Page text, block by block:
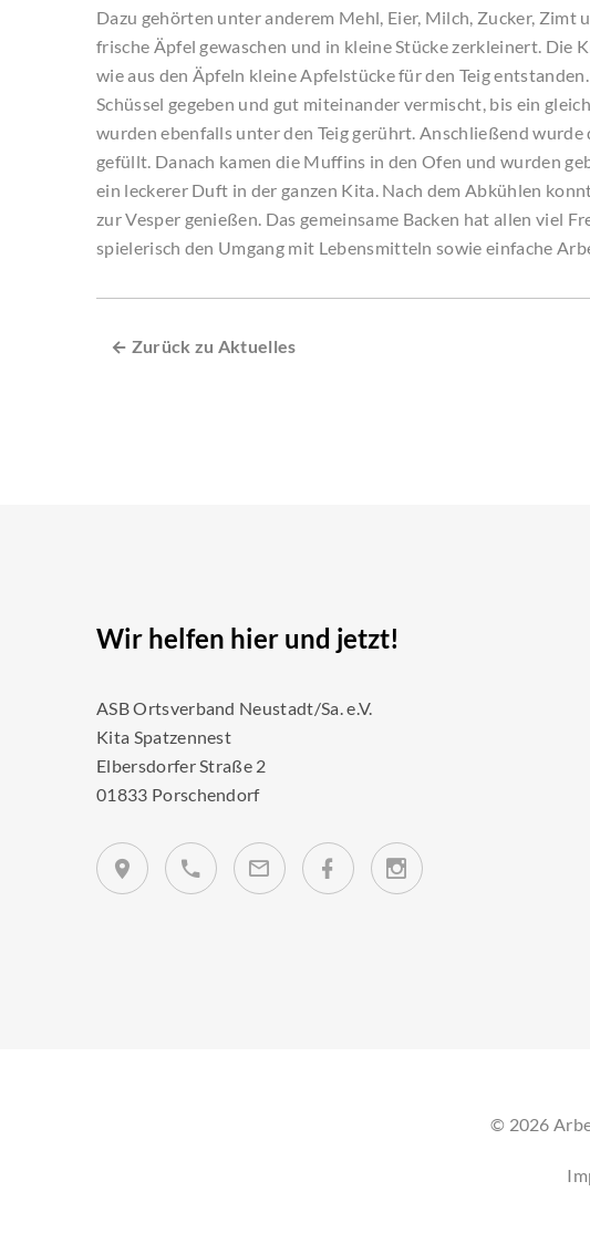
Dazu gehörten unter anderem Mehl, Eier, Milch, Zucker,
frische Äpfel gewaschen und in kleine Stücke zerkleinert. Die
wie aus den Äpfeln kleine Apfelstücke für den Teig
Schüssel gegeben und gut miteinander vermischt, bis ein
wurden ebenfalls unter den Teig gerührt. Anschließend
gefüllt. Danach kamen die Muffins in den Ofen und wurden
ein leckerer Duft in der ganzen Kita. Nach dem Abkühlen
zur Vesper genießen. Das gemeinsame Backen hat allen viel
spielerisch den Umgang mit Lebensmitteln sowie einfache
← Zurück zu Aktuelles
Wir helfen hier und jetzt!
ASB Ortsverband Neustadt/Sa. e.V.
Kita Spatzennest
Elbersdorfer Straße 2
01833 Porschendorf
© 2026